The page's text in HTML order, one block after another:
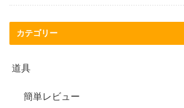
カテゴリー
道具
簡単レビュー